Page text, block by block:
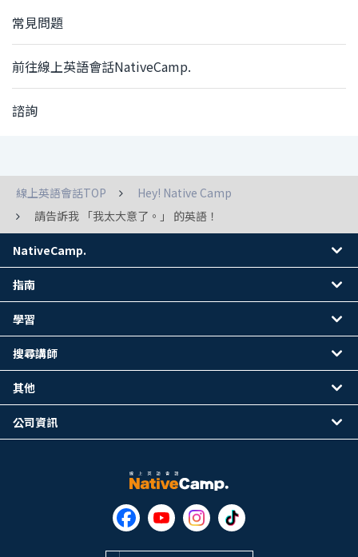
常見問題
前往線上英語會話NativeCamp.
諮詢
線上英語會話TOP
Hey! Native Camp
請告訴我 「我太大意了。」 的英語！
NativeCamp.
指南
學習
搜尋講師
其他
公司資訊